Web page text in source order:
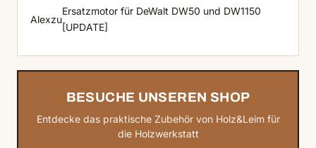
Alexzu
Ersatzmotor für DeWalt DW50 und DW1150
[UPDATE]
BESUCHE UNSEREN SHOP
Entdecke das praktische Zubehör von Holz&Leim für
die Holzwerkstatt